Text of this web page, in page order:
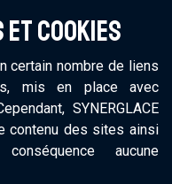
COOKIES
certain nombre de liens
mis en place avec
SYNERGLACE
contenu des sites ainsi
aucune